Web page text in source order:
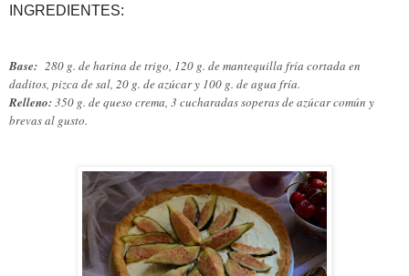
INGREDIENTES:
Base: 280 g. de harina de trigo, 120 g. de mantequilla fría cortada en
daditos, pizca de sal, 20 g. de azúcar y 100 g. de agua fría.
Relleno:350 g. de queso crema, 3 cucharadas soperas de azúcar común y
brevas al gusto.